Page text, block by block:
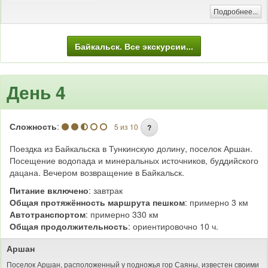
Подробнее...
Байкальск. Все экскурсии...
День 4
Сложность: 5 из 10 ?
Поездка из Байкальска в Тункинскую долину, поселок Аршан.
Посещение водопада и минеральных источников, буддийского
дацана. Вечером возвращение в Байкальск.
Питание включено: завтрак
Общая протяжённость маршрута пешком: примерно 3 км
Автотранспортом: примерно 330 км
Общая продолжительность: ориентировочно 10 ч.
Аршан
Поселок Аршан, расположенный у подножья гор Саяны, известен своими